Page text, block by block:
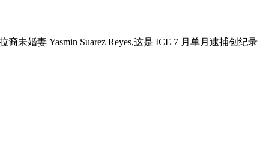
未婚妻 Yasmin Suarez Reyes,这是 ICE 7 月单月逮捕创纪录